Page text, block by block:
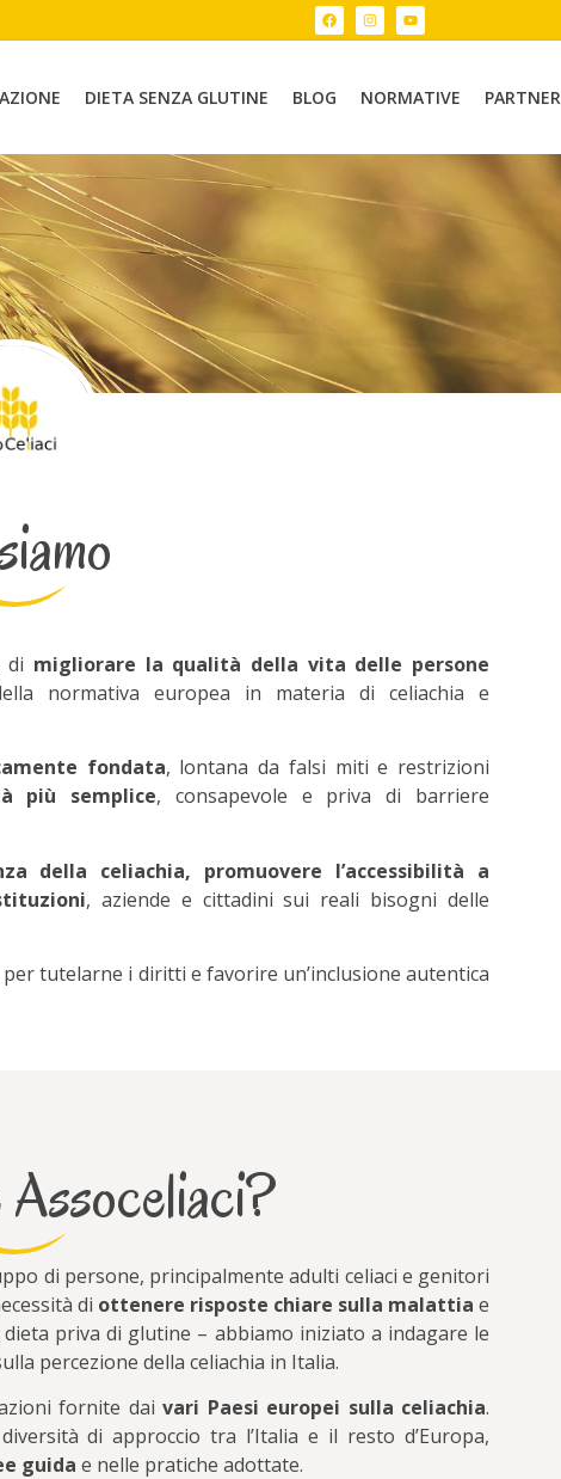
DIETA SENZA GLUTINE BLOG NORMATIVE PARTNER
di migliorare la qualità della vita delle persone
normativa europea in materia di celiachia e
fondata, lontana da falsi miti e restrizioni
più semplice, consapevole e priva di barriere
della celiachia, promuovere l’accessibilità a
, aziende e cittadini sui reali bisogni delle
per tutelarne i diritti e favorire un’inclusione autentica
di persone, principalmente adulti celiaci e genitori
di ottenere risposte chiare sulla malattia e
priva di glutine – abbiamo iniziato a indagare le
percezione della celiachia in Italia.
fornite daivari Paesi europei sulla celiachia.
di approccio tra l’Italia e il resto d’Europa,
guida e nelle pratiche adottate.